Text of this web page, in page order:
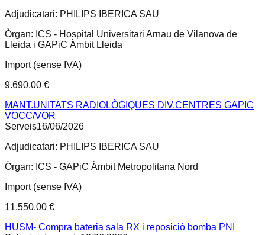
Adjudicatari: PHILIPS IBERICA SAU
Òrgan: ICS - Hospital Universitari Arnau de Vilanova de
Lleida i GAPiC Àmbit Lleida
Import (sense IVA)
9.690,00 €
MANT.UNITATS RADIOLÒGIQUES DIV.CENTRES GAPIC
VOCC/VOR
Serveis16/06/2026
Adjudicatari: PHILIPS IBERICA SAU
Òrgan: ICS - GAPiC Àmbit Metropolitana Nord
Import (sense IVA)
11.550,00 €
HUSM- Compra bateria sala RX i reposició bomba PNI